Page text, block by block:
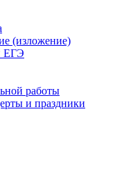
(изложение)
ЕГЭ
работы
и праздники